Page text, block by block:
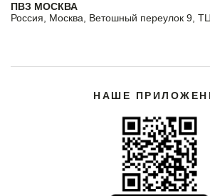
ПВЗ МОСКВА
Россия, Москва, Ветошный переулок 9,
НАШЕ